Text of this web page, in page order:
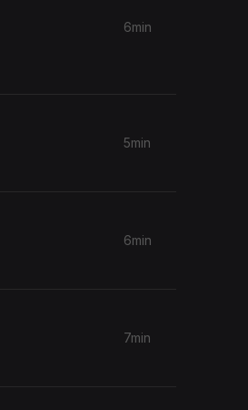
6min
5min
6min
7min